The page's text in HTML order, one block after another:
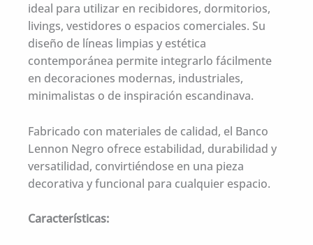
ideal para utilizar en recibidores, dormitorios,
livings, vestidores o espacios comerciales. Su
diseño de líneas limpias y estética
contemporánea permite integrarlo fácilmente
en decoraciones modernas, industriales,
minimalistas o de inspiración escandinava.
Fabricado con materiales de calidad, el Banco
Lennon Negro ofrece estabilidad, durabilidad y
versatilidad, convirtiéndose en una pieza
decorativa y funcional para cualquier espacio.
Características: